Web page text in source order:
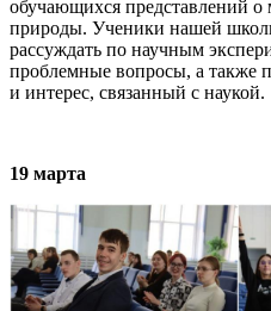
обучающихся представлений о
природы. Ученики нашей
рассуждать по научным
проблемные вопросы, а также
и интерес, связанный с наукой.
19 марта